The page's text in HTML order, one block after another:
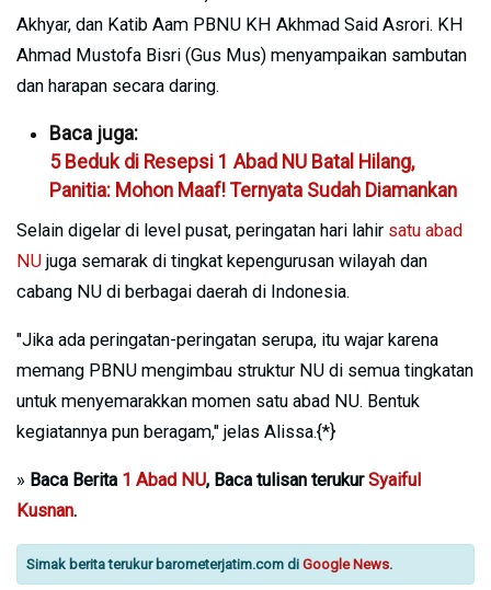
Akhyar, dan Katib Aam PBNU KH Akhmad Said Asrori. KH
Ahmad Mustofa Bisri (Gus Mus) menyampaikan sambutan
dan harapan secara daring.
Baca juga:
5 Beduk di Resepsi 1 Abad NU Batal Hilang,
Panitia: Mohon Maaf! Ternyata Sudah Diamankan
Selain digelar di level pusat, peringatan hari lahir satu abad
NU juga semarak di tingkat kepengurusan wilayah dan
cabang NU di berbagai daerah di Indonesia.
"Jika ada peringatan-peringatan serupa, itu wajar karena
memang PBNU mengimbau struktur NU di semua tingkatan
untuk menyemarakkan momen satu abad NU. Bentuk
kegiatannya pun beragam," jelas Alissa.{*}
» Baca Berita 1 Abad NU, Baca tulisan terukurSyaiful
Kusnan.
Simak berita terukur barometerjatim.com di Google News.